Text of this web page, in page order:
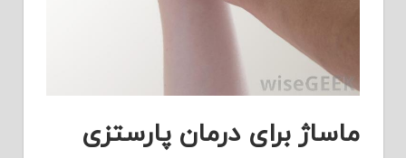
ماساژ برای درمان پارستزی